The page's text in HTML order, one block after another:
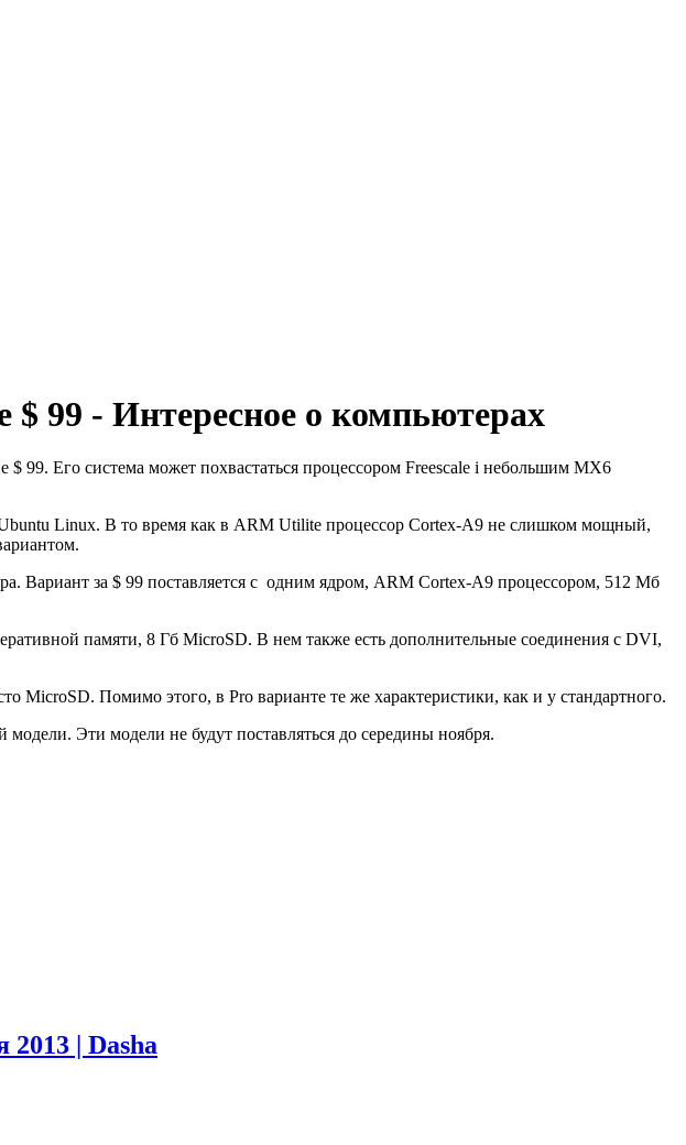
99 - Интересное о компьютерах
99. Его система может похвастаться процессором Freescale i небольшим MX6
Linux. В то время как в ARM Utilite процессор Cortex-A9 не слишком мощный,
Вариант за $ 99 поставляется с одним ядром, ARM Cortex-A9 процессором, 512 Мб
памяти, 8 Гб MicroSD. В нем также есть дополнительные соединения с DVI,
MicroSD. Помимо этого, в Pro варианте те же характеристики, как и у стандартного.
Эти модели не будут поставляться до середины ноября.
2013 | Dasha